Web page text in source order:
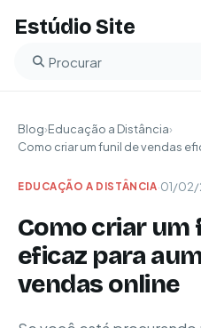
Estúdio Site
Buscar no blog
Blog›Educação a Distância›
Como criar um funil de vendas
EDUCAÇÃO A DISTÂNCIA·01/
Como criar um
eficaz para
vendas online